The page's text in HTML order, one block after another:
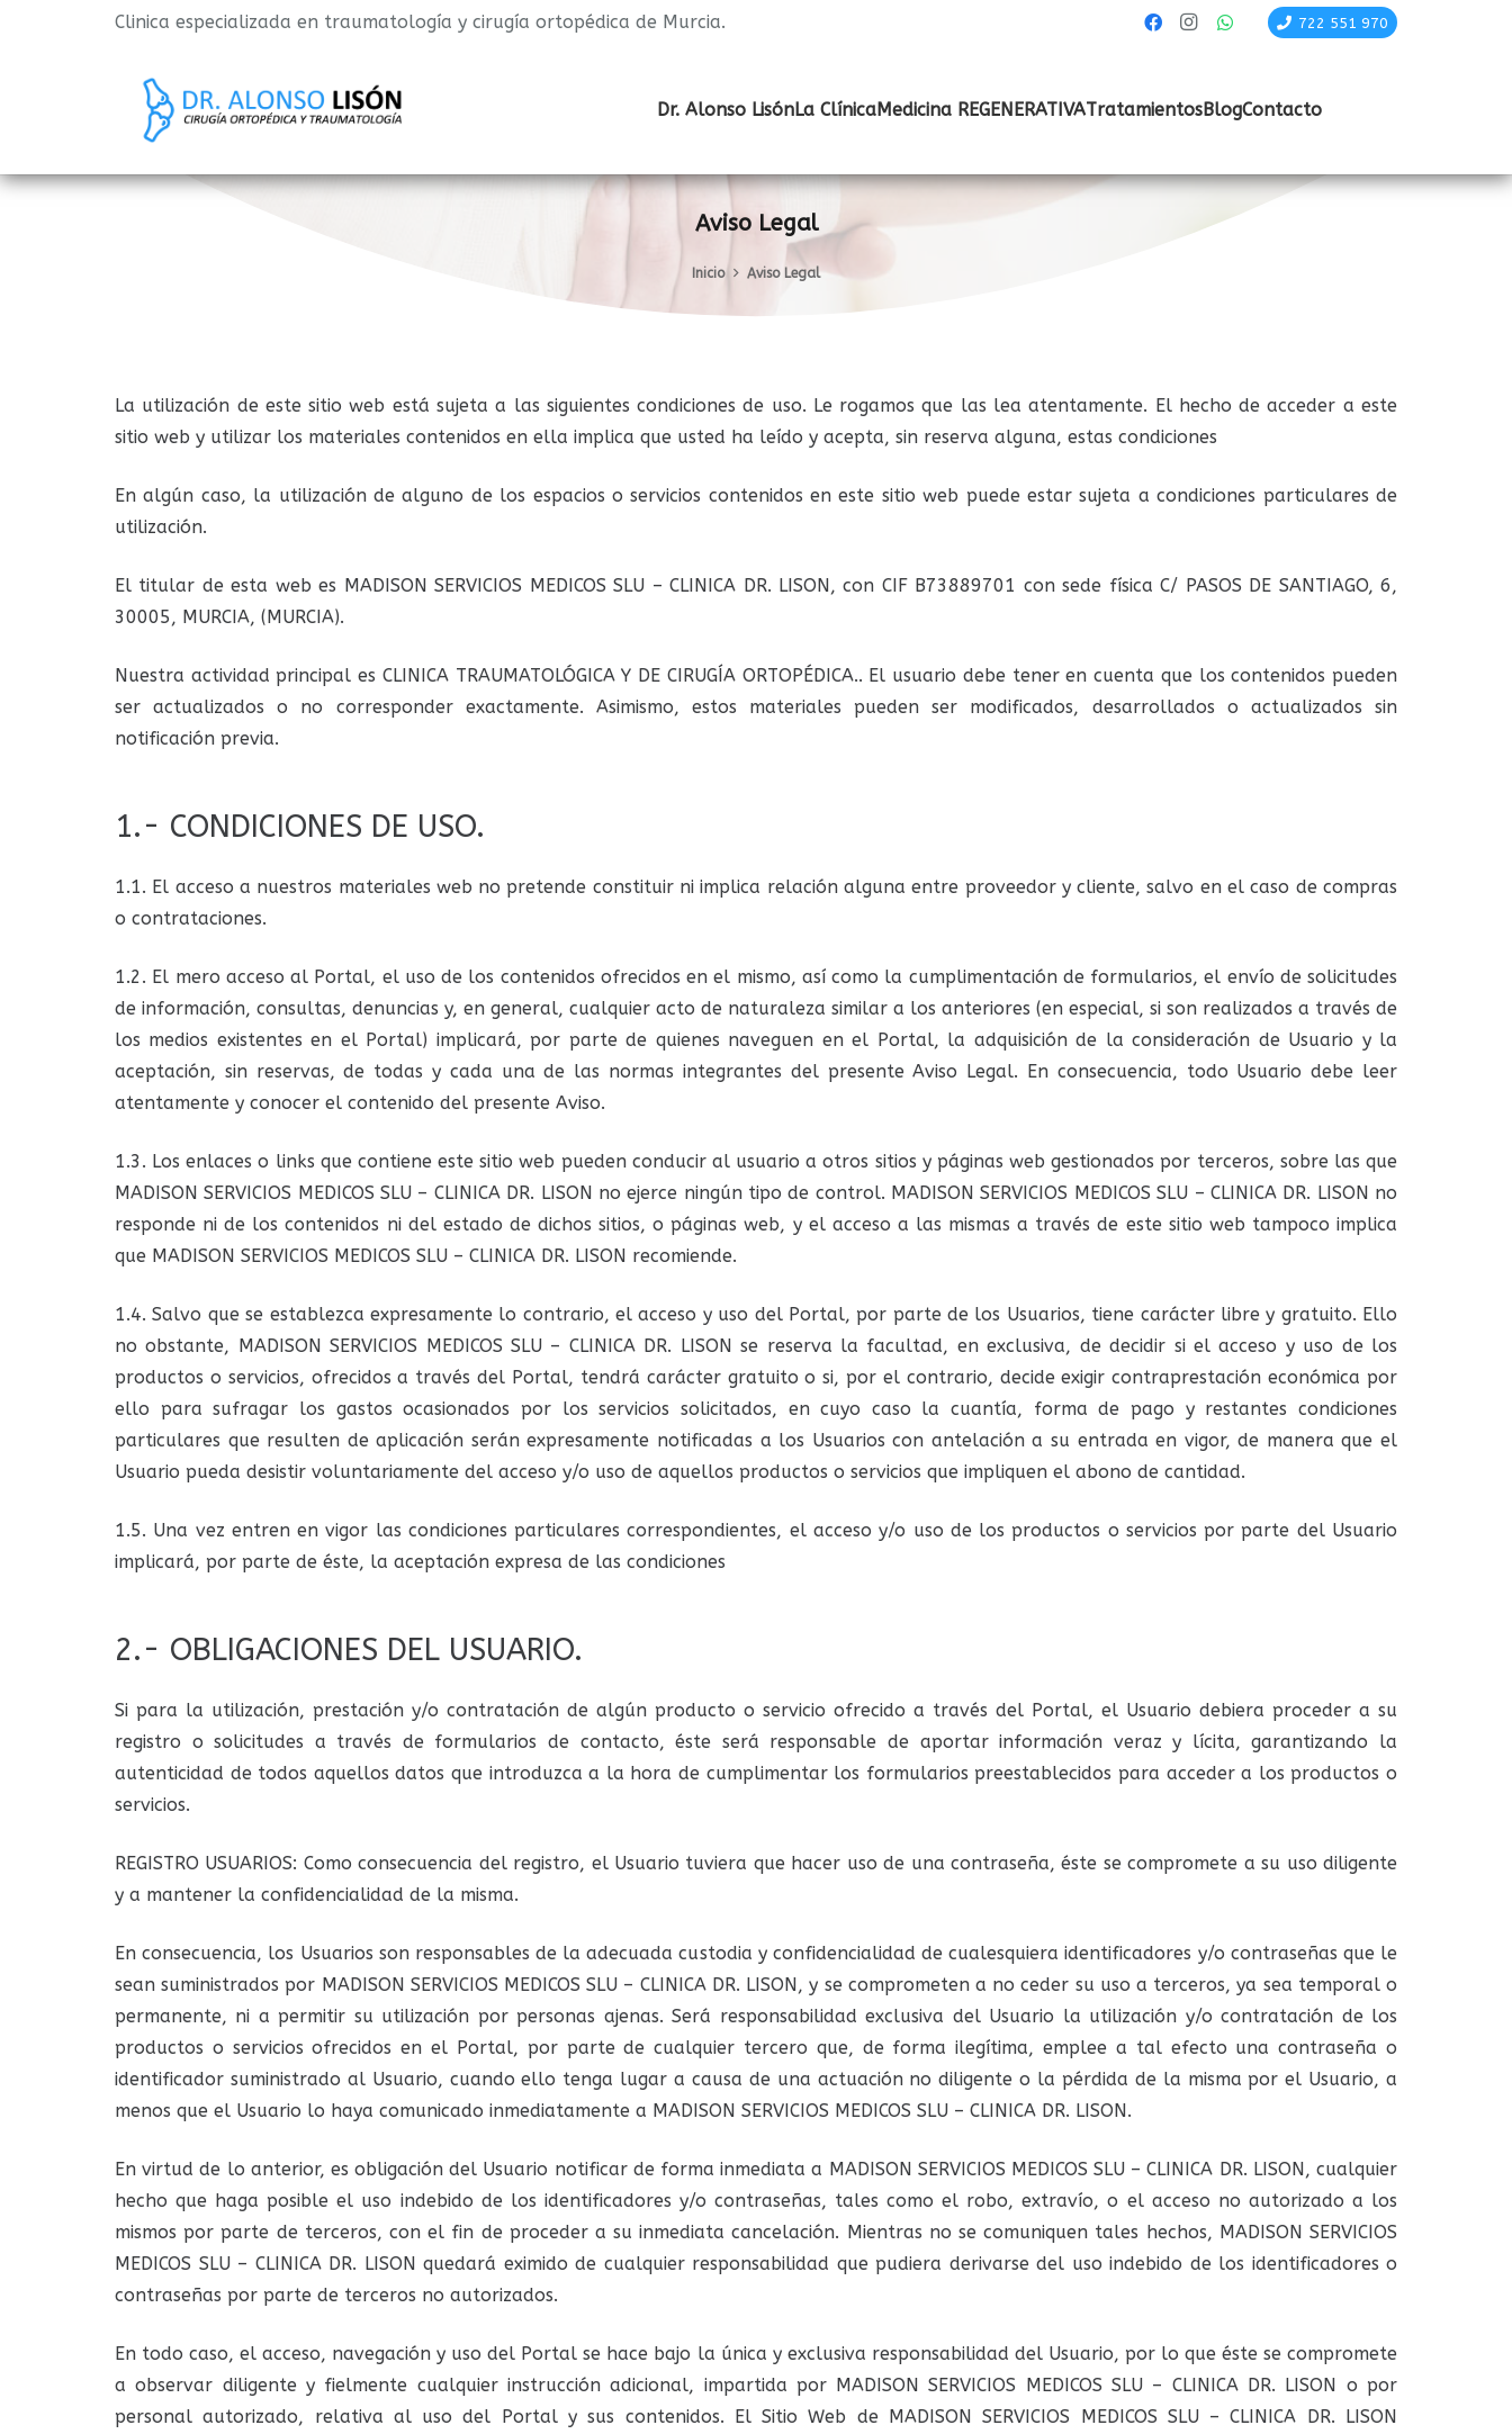
Clinica especializada en traumatología y cirugía ortopédica de Murcia. 722 551 970
Dr. Alonso LisónLa ClínicaMedicina REGENERATIVATratamientosBlogContacto
Aviso Legal
Inicio Aviso Legal
La utilización de este sitio web está sujeta a las siguientes condiciones de uso. Le rogamos que las lea atentamente. El hecho de acceder a este
sitio web y utilizar los materiales contenidos en ella implica que usted ha leído y acepta, sin reserva alguna, estas condiciones
En algún caso, la utilización de alguno de los espacios o servicios contenidos en este sitio web puede estar sujeta a condiciones particulares de
utilización.
El titular de esta web es MADISON SERVICIOS MEDICOS SLU – CLINICA DR. LISON, con CIF B73889701 con sede física C/ PASOS DE SANTIAGO, 6,
30005, MURCIA, (MURCIA).
Nuestra actividad principal es CLINICA TRAUMATOLÓGICA Y DE CIRUGÍA ORTOPÉDICA.. El usuario debe tener en cuenta que los contenidos pueden
ser actualizados o no corresponder exactamente. Asimismo, estos materiales pueden ser modificados, desarrollados o actualizados sin
notificación previa.
1.- CONDICIONES DE USO.
1.1. El acceso a nuestros materiales web no pretende constituir ni implica relación alguna entre proveedor y cliente, salvo en el caso de compras
o contrataciones.
1.2. El mero acceso al Portal, el uso de los contenidos ofrecidos en el mismo, así como la cumplimentación de formularios, el envío de solicitudes
de información, consultas, denuncias y, en general, cualquier acto de naturaleza similar a los anteriores (en especial, si son realizados a través de
los medios existentes en el Portal) implicará, por parte de quienes naveguen en el Portal, la adquisición de la consideración de Usuario y la
aceptación, sin reservas, de todas y cada una de las normas integrantes del presente Aviso Legal. En consecuencia, todo Usuario debe leer
atentamente y conocer el contenido del presente Aviso.
1.3. Los enlaces o links que contiene este sitio web pueden conducir al usuario a otros sitios y páginas web gestionados por terceros, sobre las que
MADISON SERVICIOS MEDICOS SLU – CLINICA DR. LISON no ejerce ningún tipo de control. MADISON SERVICIOS MEDICOS SLU – CLINICA DR. LISON no
responde ni de los contenidos ni del estado de dichos sitios, o páginas web, y el acceso a las mismas a través de este sitio web tampoco implica
que MADISON SERVICIOS MEDICOS SLU – CLINICA DR. LISON recomiende.
1.4. Salvo que se establezca expresamente lo contrario, el acceso y uso del Portal, por parte de los Usuarios, tiene carácter libre y gratuito. Ello
no obstante, MADISON SERVICIOS MEDICOS SLU – CLINICA DR. LISON se reserva la facultad, en exclusiva, de decidir si el acceso y uso de los
productos o servicios, ofrecidos a través del Portal, tendrá carácter gratuito o si, por el contrario, decide exigir contraprestación económica por
ello para sufragar los gastos ocasionados por los servicios solicitados, en cuyo caso la cuantía, forma de pago y restantes condiciones
particulares que resulten de aplicación serán expresamente notificadas a los Usuarios con antelación a su entrada en vigor, de manera que el
Usuario pueda desistir voluntariamente del acceso y/o uso de aquellos productos o servicios que impliquen el abono de cantidad.
1.5. Una vez entren en vigor las condiciones particulares correspondientes, el acceso y/o uso de los productos o servicios por parte del Usuario
implicará, por parte de éste, la aceptación expresa de las condiciones
2.- OBLIGACIONES DEL USUARIO.
Si para la utilización, prestación y/o contratación de algún producto o servicio ofrecido a través del Portal, el Usuario debiera proceder a su
registro o solicitudes a través de formularios de contacto, éste será responsable de aportar información veraz y lícita, garantizando la
autenticidad de todos aquellos datos que introduzca a la hora de cumplimentar los formularios preestablecidos para acceder a los productos o
servicios.
REGISTRO USUARIOS: Como consecuencia del registro, el Usuario tuviera que hacer uso de una contraseña, éste se compromete a su uso diligente
y a mantener la confidencialidad de la misma.
En consecuencia, los Usuarios son responsables de la adecuada custodia y confidencialidad de cualesquiera identificadores y/o contraseñas que le
sean suministrados por MADISON SERVICIOS MEDICOS SLU – CLINICA DR. LISON, y se comprometen a no ceder su uso a terceros, ya sea temporal o
permanente, ni a permitir su utilización por personas ajenas. Será responsabilidad exclusiva del Usuario la utilización y/o contratación de los
productos o servicios ofrecidos en el Portal, por parte de cualquier tercero que, de forma ilegítima, emplee a tal efecto una contraseña o
identificador suministrado al Usuario, cuando ello tenga lugar a causa de una actuación no diligente o la pérdida de la misma por el Usuario, a
menos que el Usuario lo haya comunicado inmediatamente a MADISON SERVICIOS MEDICOS SLU – CLINICA DR. LISON.
En virtud de lo anterior, es obligación del Usuario notificar de forma inmediata a MADISON SERVICIOS MEDICOS SLU – CLINICA DR. LISON, cualquier
hecho que haga posible el uso indebido de los identificadores y/o contraseñas, tales como el robo, extravío, o el acceso no autorizado a los
mismos por parte de terceros, con el fin de proceder a su inmediata cancelación. Mientras no se comuniquen tales hechos, MADISON SERVICIOS
MEDICOS SLU – CLINICA DR. LISON quedará eximido de cualquier responsabilidad que pudiera derivarse del uso indebido de los identificadores o
contraseñas por parte de terceros no autorizados.
En todo caso, el acceso, navegación y uso del Portal se hace bajo la única y exclusiva responsabilidad del Usuario, por lo que éste se compromete
a observar diligente y fielmente cualquier instrucción adicional, impartida por MADISON SERVICIOS MEDICOS SLU – CLINICA DR. LISON o por
personal autorizado, relativa al uso del Portal y sus contenidos. El Sitio Web de MADISON SERVICIOS MEDICOS SLU – CLINICA DR. LISON